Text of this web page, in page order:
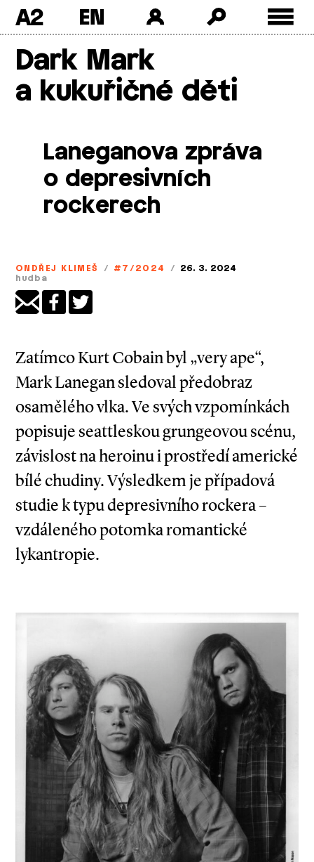
A2
Dark Mark
a kukuřičné děti
Laneganova zpráva
o depresivních
rockerech
ONDŘEJ KLIMEŠ / #7/2024 / 26. 3. 2024
hudba
Zatímco Kurt Cobain byl „very ape“,
Mark Lanegan sledoval předobraz
osamělého vlka. Ve svých vzpomínkách
popisuje seattleskou grungeovou scénu,
závislost na heroinu i prostředí americké
bílé chudiny. Výsledkem je případová
studie k typu depresivního rockera –
vzdáleného potomka romantické
lykantropie.